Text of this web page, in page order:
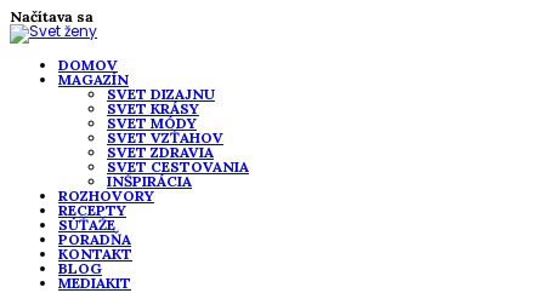
Načítava sa
DOMOV
MAGAZÍN
SVET DIZAJNU
SVET KRÁSY
SVET MÓDY
SVET VZŤAHOV
SVET ZDRAVIA
SVET CESTOVANIA
INŠPIRÁCIA
ROZHOVORY
RECEPTY
SÚŤAŽE
PORADŇA
KONTAKT
BLOG
MEDIAKIT